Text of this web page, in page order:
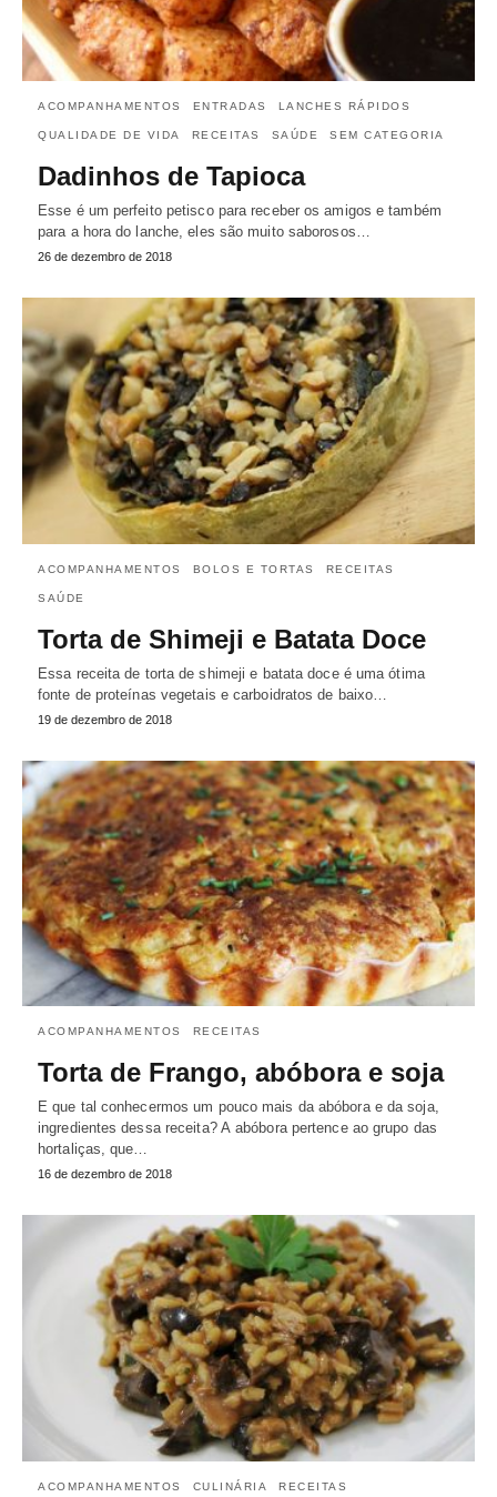
ACOMPANHAMENTOS ENTRADAS LANCHES RÁPIDOS
QUALIDADE DE VIDA RECEITAS SAÚDE SEM CATEGORIA
Dadinhos de Tapioca
Esse é um perfeito petisco para receber os amigos e também
para a hora do lanche, eles são muito saborosos…
26 de dezembro de 2018
ACOMPANHAMENTOS BOLOS E TORTAS RECEITAS
SAÚDE
Torta de Shimeji e Batata Doce
Essa receita de torta de shimeji e batata doce é uma ótima
fonte de proteínas vegetais e carboidratos de baixo…
19 de dezembro de 2018
ACOMPANHAMENTOS RECEITAS
Torta de Frango, abóbora e soja
E que tal conhecermos um pouco mais da abóbora e da soja,
ingredientes dessa receita? A abóbora pertence ao grupo das
hortaliças, que…
16 de dezembro de 2018
ACOMPANHAMENTOS CULINÁRIA RECEITAS